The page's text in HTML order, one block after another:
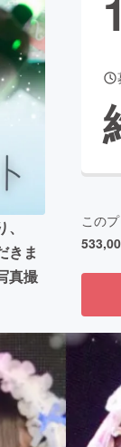
Creation
きま
真撮
このプ